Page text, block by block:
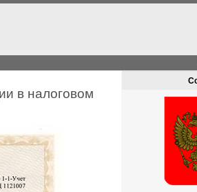
в налоговом